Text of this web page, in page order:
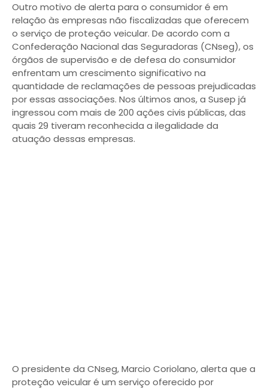
Outro motivo de alerta para o consumidor é em
relação às empresas não fiscalizadas que oferecem
o serviço de proteção veicular. De acordo com a
Confederação Nacional das Seguradoras (CNseg), os
órgãos de supervisão e de defesa do consumidor
enfrentam um crescimento significativo na
quantidade de reclamações de pessoas prejudicadas
por essas associações. Nos últimos anos, a Susep já
ingressou com mais de 200 ações civis públicas, das
quais 29 tiveram reconhecida a ilegalidade da
atuação dessas empresas.
O presidente da CNseg, Marcio Coriolano, alerta que a
proteção veicular é um serviço oferecido por